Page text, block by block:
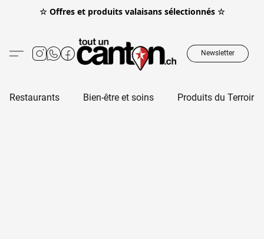
☆ Offres et produits valaisans sélectionnés ☆
Newsletter
Restaurants Bien-être et soins Produits du Terroir